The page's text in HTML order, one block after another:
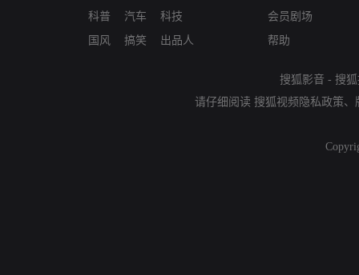
科普
国风
汽车
搞笑
科技
出品人
会员剧场
帮助
搜狐影音 - 搜
请仔细阅读 搜狐视频隐私政策、